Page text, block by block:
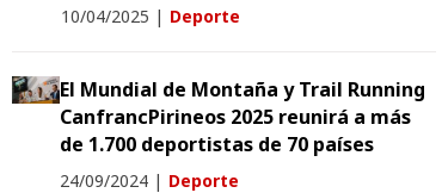
10/04/2025 | Deporte
El Mundial de Montaña y Trail Running
CanfrancPirineos 2025 reunirá a más
de 1.700 deportistas de 70 países
24/09/2024 | Deporte